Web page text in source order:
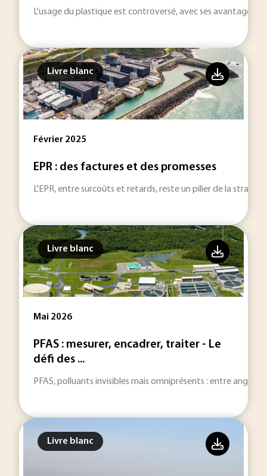
L'usage du plastique est controversé, avec ses avantages
Livre blanc
Février 2025
EPR : des factures et des promesses
L'EPR, entre surcoûts et retards, reste un pilier de la
Livre blanc
Mai 2026
PFAS : mesurer, encadrer, traiter - Le
défi des ...
PFAS, polluants invisibles mais omniprésents : entre angles
Livre blanc